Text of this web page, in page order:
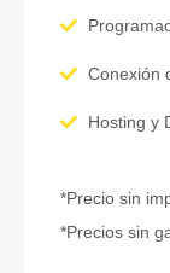
Conexión
Hosting y
*Precio sin
*Precios sin